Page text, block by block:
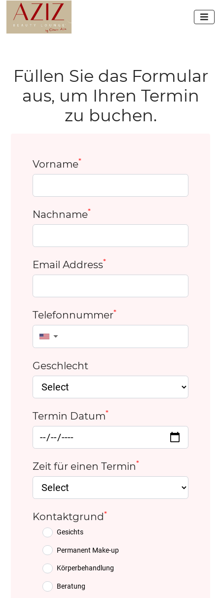

Füllen Sie das Formular
aus, um Ihren Termin
zu buchen.
Vorname*
Nachname*
Email Address*
Telefonnummer*
▼
Geschlecht
Termin Datum*
Zeit für einen Termin*
Kontaktgrund*
Gesichts
Permanent Make-up
Körperbehandlung
Beratung